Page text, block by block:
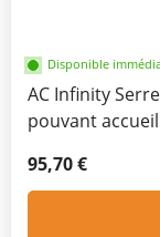
Disponible
AC Infinity
pouvant
95,70 €